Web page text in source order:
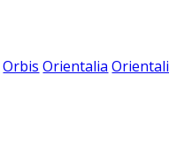
Orbis Orientalia